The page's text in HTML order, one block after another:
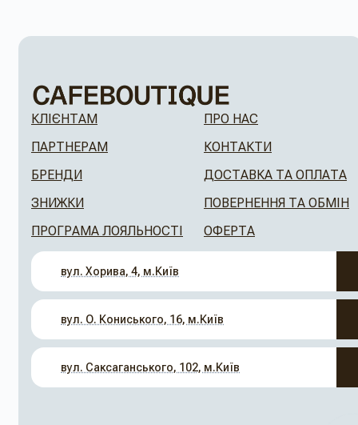
КЛІЄНТАМ
ПАРТНЕРАМ
БРЕНДИ
ЗНИЖКИ
ПРОГРАМА ЛОЯЛЬНОСТІ
ПРО НАС
КОНТАКТИ
ДОСТАВКА ТА ОПЛАТА
ПОВЕРНЕННЯ ТА ОБМІН
ОФЕРТА
вул. Хорива, 4, м.Київ
вул. О. Кониського, 16, м.Київ
вул. Саксаганського, 102, м.Київ